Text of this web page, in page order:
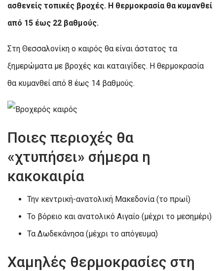
ασθενείς τοπικές βροχές. Η θερμοκρασία θα κυμανθεί
από 15 έως 22 βαθμούς.
Στη Θεσσαλονίκη ο καιρός θα είναι άστατος τα
ξημερώματα με βροχές και καταιγίδες. Η θερμοκρασία
θα κυμανθεί από 8 έως 14 βαθμούς.
Ποιες περιοχές θα
«χτυπήσει» σήμερα η
κακοκαιρία
Την κεντρική-ανατολική Μακεδονία (το πρωί)
Το βόρειο και ανατολικό Αιγαίο (μέχρι το μεσημέρι)
Τα Δωδεκάνησα (μέχρι το απόγευμα)
Χαμηλές θερμοκρασίες στη